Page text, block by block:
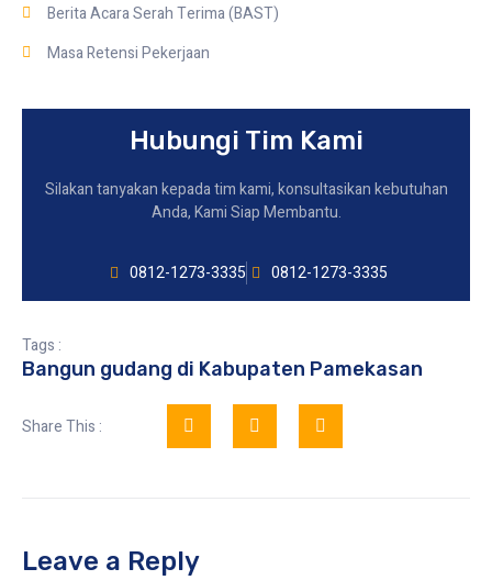
Berita Acara Serah Terima (BAST)
Masa Retensi Pekerjaan
Hubungi Tim Kami
Silakan tanyakan kepada tim kami, konsultasikan kebutuhan
Anda, Kami Siap Membantu.
0812-1273-3335 0812-1273-3335
Tags :
Bangun gudang di Kabupaten Pamekasan
Share This :
Leave a Reply